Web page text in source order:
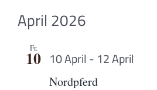
April 2026
Fr.
10
Nordpferd
10 April-12 April